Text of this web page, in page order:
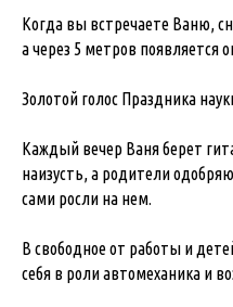
Когда вы встречаете Ваню,
а через 5 метров появляется
Золотой голос Праздника
Каждый вечер Ваня берет
наизусть, а родители
сами росли на нем.
В свободное от работы и
себя в роли автомеханика и